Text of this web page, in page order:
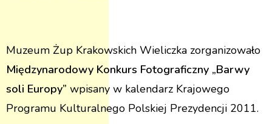
Muzeum Żup Krakowskich Wieliczka zorganizowało
Międzynarodowy Konkurs Fotograficzny „Barwy
soli Europy” wpisany w kalendarz Krajowego
Programu Kulturalnego Polskiej Prezydencji 2011.